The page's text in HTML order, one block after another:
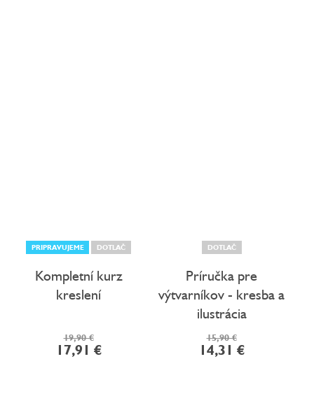
PRIPRAVUJEME DOTLAČ
Kompletní kurz
kreslení
19,90 €
17,91 €
DOTLAČ
Príručka pre
výtvarníkov - kresba a
ilustrácia
15,90 €
14,31 €